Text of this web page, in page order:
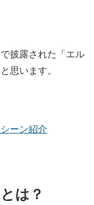
披露された「エル
思います。
ーン紹介
は？